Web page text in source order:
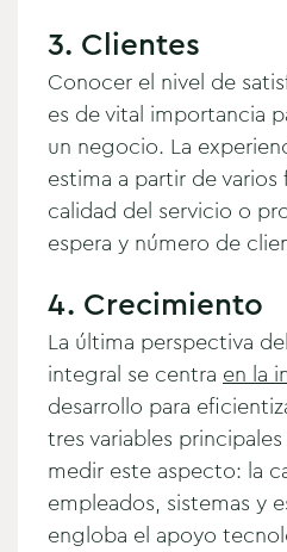
3. Clientes
Conocer el nivel de
es de vital importancia
un negocio. La
estima a partir de
calidad del servicio o
espera y número de
4. Crecimiento
La última perspectiva
integral se centra en la
desarrollo para
tres variables
medir este aspecto: la
empleados, sistemas y
engloba el apoyo